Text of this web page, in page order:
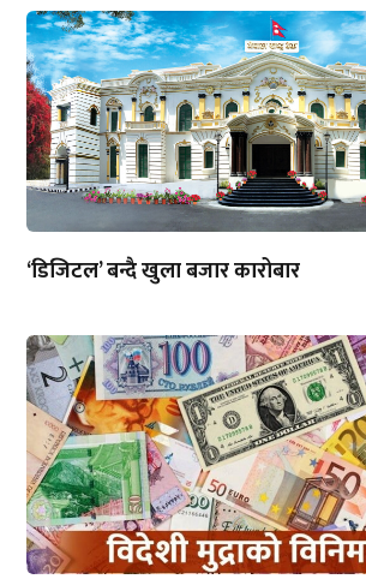
‘डिजिटल’ बन्दै खुला बजार कारोबार